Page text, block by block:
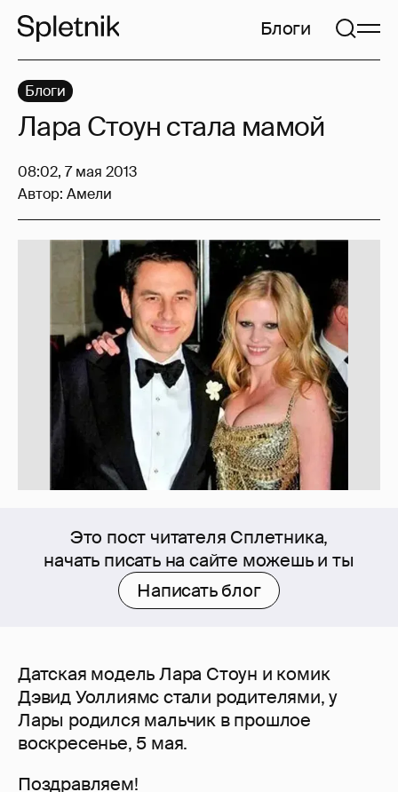
Блоги
Это пост читателя Сплетника,
начать писать на сайте можешь и ты
Написать блог
Датская модель Лара Стоун и комик
Дэвид Уоллиямс стали родителями, у
Лары родился мальчик в прошлое
воскресенье, 5 мая.
Поздравляем!
Блоги
Лара Стоун стала мамой
08:02, 7 мая 2013
Автор: Амели